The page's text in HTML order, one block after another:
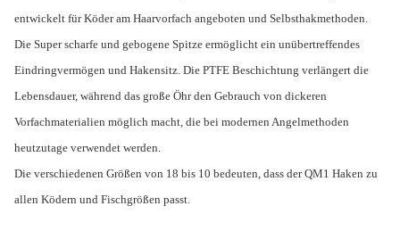
entwickelt für Köder am Haarvorfach angeboten und Selbsthakmethoden.
Die Super scharfe und gebogene Spitze ermöglicht ein unübertreffendes
Eindringvermögen und Hakensitz. Die PTFE Beschichtung verlängert die
Lebensdauer, während das große Öhr den Gebrauch von dickeren
Vorfachmaterialien möglich macht, die bei modernen Angelmethoden
heutzutage verwendet werden.
Die verschiedenen Größen von 18 bis 10 bedeuten, dass der QM1 Haken zu
allen Ködern und Fischgrößen passt.